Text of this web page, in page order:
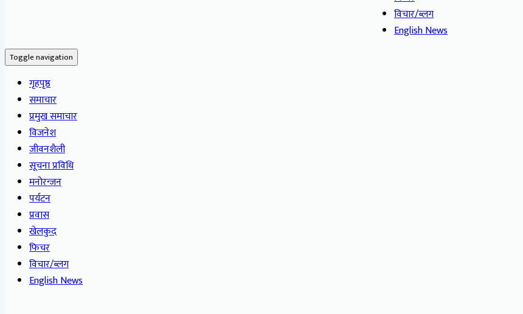
विचार/ब्लग
English News
Toggle navigation
गृहपृष्ठ
समाचार
प्रमुख समाचार
विजनेश
जीवनशैली
सूचना प्रविधि
मनोरन्जन
पर्यटन
प्रवास
खेलकुद
फिचर
विचार/ब्लग
English News